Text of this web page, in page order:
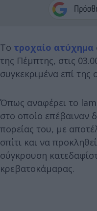
Το τροχαίο ατύχημα
της Πέμπτης, στις
συγκεκριμένα επί
Όπως αναφέρει το
στο οποίο επέβαιναν
πορείας του, με
σπίτι και να
σύγκρουση
κρεβατοκάμαρας.